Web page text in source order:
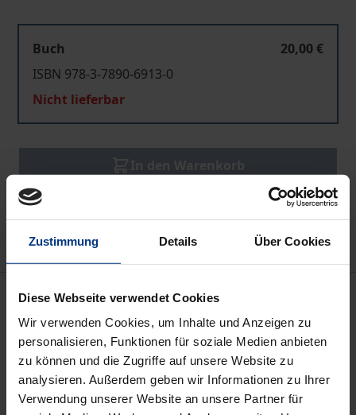
Zustimmung Details Über Cookies
Diese Webseite verwendet Cookies
Wir verwenden Cookies, um Inhalte und Anzeigen zu
personalisieren, Funktionen für soziale Medien anbieten
zu können und die Zugriffe auf unsere Website zu
analysieren. Außerdem geben wir Informationen zu Ihrer
Verwendung unserer Website an unsere Partner für
Buch
20,00 €
ISBN 978-3-7890-6913-0
Nicht lieferbar
Zur Wunschliste hinzufügen
Beschreibung
Die vielseitig begabte Musikerin Luise Adolpha Le
Beau (1850-1927) war zeitlebens eng mit Baden-
Baden verbunden: geboren in Rastatt, wirkte sie ihre
letzten dreißig Jahre in der Kurstadt an der Oos.